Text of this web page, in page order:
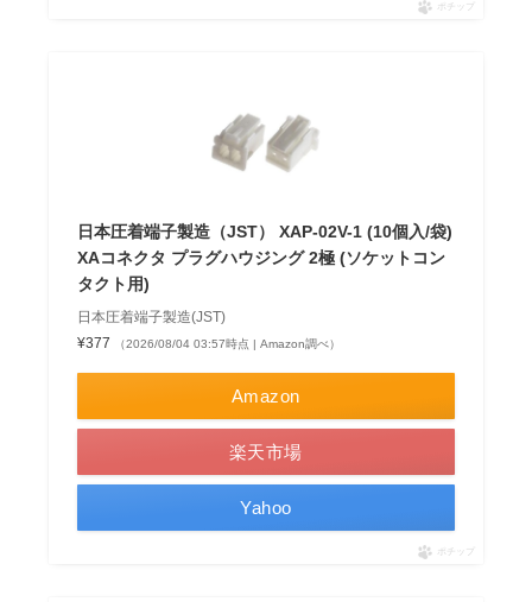
ポチップ
日本圧着端子製造（JST） XAP-02V-1 (10個入/袋)
XAコネクタ プラグハウジング 2極 (ソケットコン
タクト用)
日本圧着端子製造(JST)
¥377
（2026/08/04 03:57時点 | Amazon調べ）
Amazon
楽天市場
Yahoo
ポチップ